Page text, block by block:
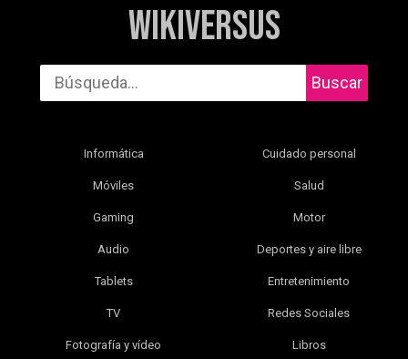
WikiVersus
Buscar
Informática
Móviles
Gaming
Audio
Tablets
TV
Fotografía y vídeo
Cuidado personal
Salud
Motor
Deportes y aire libre
Entretenimiento
Redes Sociales
Libros